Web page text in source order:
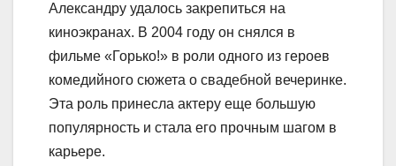
Александру удалось закрепиться на
киноэкранах. В 2004 году он снялся в
фильме «Горько!» в роли одного из героев
комедийного сюжета о свадебной вечеринке.
Эта роль принесла актеру еще большую
популярность и стала его прочным шагом в
карьере.